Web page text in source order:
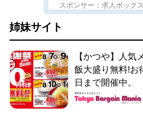
スポンサー：求人ボックス
姉妹サイト
【かつや】人
飯大盛り無料!お
日まで開催中。